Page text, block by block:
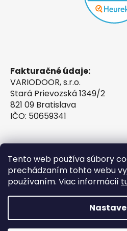
Tento web používa súbory
prechádzaním tohto webu
používaním. Viac informácií
Fakturačné údaje:
VARIODOOR, s.r.o.
Stará Prievozská 1349/2
821 09 Bratislava
IČO: 50659341